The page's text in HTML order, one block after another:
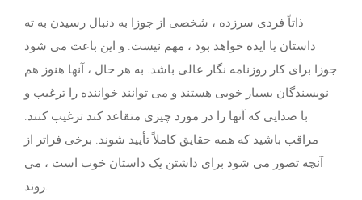
ذاتاً فردی سرزده ، شخصی از جوزا به دنبال رسیدن به ته
داستان یا ایده خواهد بود ، مهم نیست. و این باعث می شود
جوزا برای کار روزنامه نگار عالی باشد. به هر حال ، آنها هنوز هم
نویسندگان بسیار خوبی هستند و می توانند خواننده را ترغیب و
با صدایی كه آنها را در مورد چیزی متقاعد كند ترغیب كنند.
مراقب باشید که همه حقایق کاملاً تأیید شوند. برخی فراتر از
آنچه تصور می شود برای داشتن یک داستان خوب است ، می